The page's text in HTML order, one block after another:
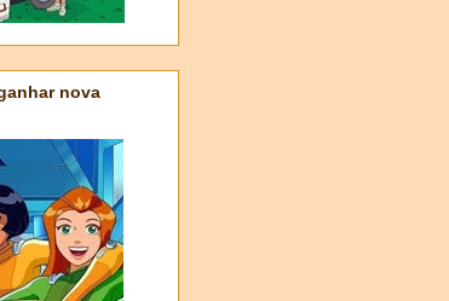
nova